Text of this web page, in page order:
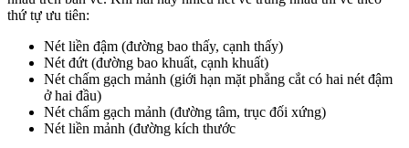
thứ tự ưu tiên:
Nét liền đậm (đường bao thấy, cạnh thấy)
Nét đứt (đường bao khuất, cạnh khuất)
Nét chấm gạch mảnh (giới hạn mặt phẳng cắt có hai nét đậm
ở hai đầu)
Nét chấm gạch mảnh (đường tâm, trục đối xứng)
Nét liền mảnh (đường kích thước